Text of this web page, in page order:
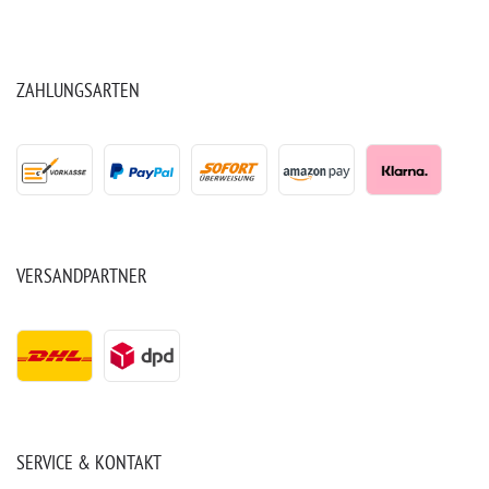
ZAHLUNGSARTEN
VERSANDPARTNER
SERVICE & KONTAKT